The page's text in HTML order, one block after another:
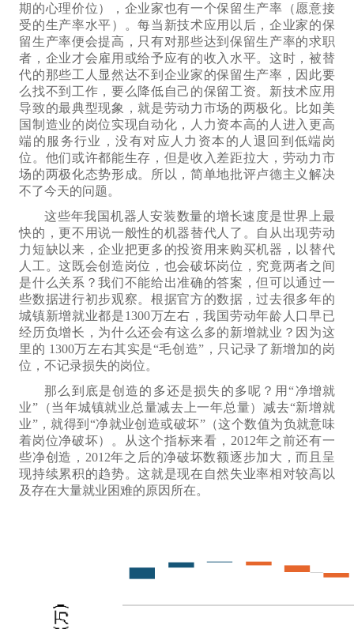
期的心理价位）， 企业家也有一个保留生产率（愿意接
受的生产率水平）。每当新技术应用以后，企业家的保
留生产率便会提高，只有对那些达到保留生产率的求职
者，企业才会雇用或给予应有的收入水平。这时，被替
代的那些工 人显然达不到企业家的保留生产率， 因此要
么找不到工作，要么降低自己的保留工资。新技术应用
导致的最典型现象，就是劳动力市场的两极化。比如美
国制造业的岗位实现自动化，
人力资本高的人进入更高
端的服务行业，没有对应人力资本的人退回 到 低端岗
位。他们或许都能生存，但是收入差距拉大，劳动力市
场的两极化态势形成。所以，简单地批评卢德主义解决
不了今天的问题。
这些年我国机器人安装数量的增长速度是世界上最
快的，更不用说一般性的机器替代人 了 。 自从 出现劳动
力短缺 以来 ，企业把更多的投资 用来购买机器， 以 替代
人工。这既会创造岗位，也会破坏岗位，究竟两者之间
是什么关系？我们不能给出准确的答案，但可以通过一
些数据进行初步观察。根据官方的数据，过去很多年的
城镇新增就业都是1300万左右，我国劳动年龄人口早已
经历负增长，为什么还会有这么多的新增就业？因为这
里的 1300万左右其实是“毛创造”，只 记录了新增加的岗
位 ，不记录损失的岗位。
那么到底是创造的 多还是损失 的多呢？用“净增就
业”（当年城镇就业总量减去上一年总量）减去“新增就
业”，就得到“净就业创造或破坏”（这个数值为负就意味
着岗位净破坏）。从这个指标来看，2012年之前还有一
些净创造，2012年之后的净破坏数额逐步加大，而且呈
现持续累积的趋势。这就是现在自然失业率相对较高以
及存在大量就业困难的原因 所在。